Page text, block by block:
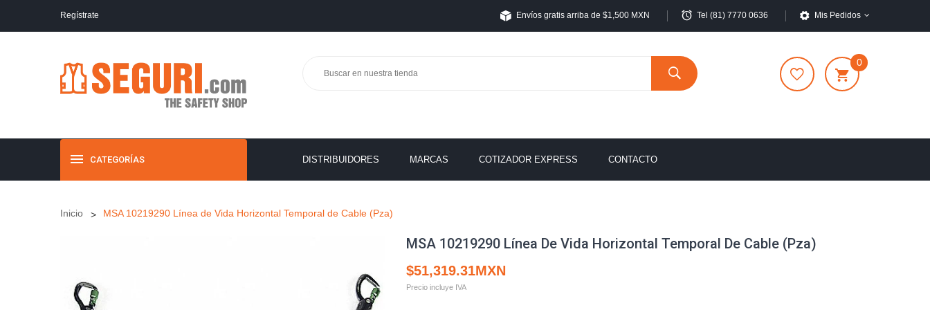
Regístrate Envíos gratis arriba de $1,500 MXN Tel (81) 7770 0636 Mis Pedidos
0
CATEGORÍAS DISTRIBUIDORES MARCAS COTIZADOR EXPRESS CONTACTO
Inicio MSA 10219290 Línea de Vida Horizontal Temporal de Cable (Pza)
MSA 10219290 Línea De Vida Horizontal Temporal De Cable (Pza)
$51,319.31MXN
Precio incluye IVA